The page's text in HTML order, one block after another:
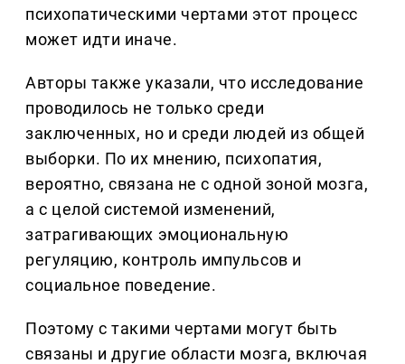
психопатическими чертами этот процесс
может идти иначе.
Авторы также указали, что исследование
проводилось не только среди
заключенных, но и среди людей из общей
выборки. По их мнению, психопатия,
вероятно, связана не с одной зоной мозга,
а с целой системой изменений,
затрагивающих эмоциональную
регуляцию, контроль импульсов и
социальное поведение.
Поэтому с такими чертами могут быть
связаны и другие области мозга, включая